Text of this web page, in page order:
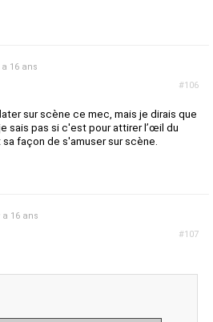
#106
a 16 ans
sur scène ce mec, mais je dirais que
sais pas si c'est pour attirer l’œil du
façon de s'amuser sur scène.
#107
a 16 ans